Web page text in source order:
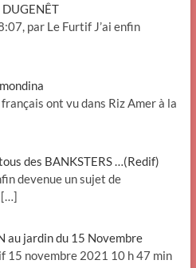
par Le Furtif J’ai enfin
ont vu dans Riz Amer à la
des BANKSTERS …(Redif)
devenue un sujet de
[…]
au jardin du 15 Novembre
15 novembre 2021 10 h 47 min